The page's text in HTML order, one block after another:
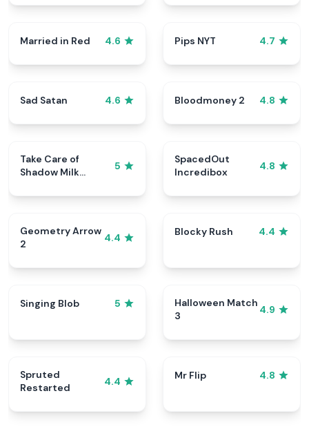
Married in Red 4.6 Pips NYT 4.7
Sad Satan 4.6 Bloodmoney 2 4.8
Take Care of
Shadow Milk
5
SpacedOut
Incredibox
4.8
Geometry Arrow
2
4.4
Blocky Rush 4.4
Singing Blob 5
Halloween Match
3
4.9
Spruted
Restarted
4.4
Mr Flip 4.8